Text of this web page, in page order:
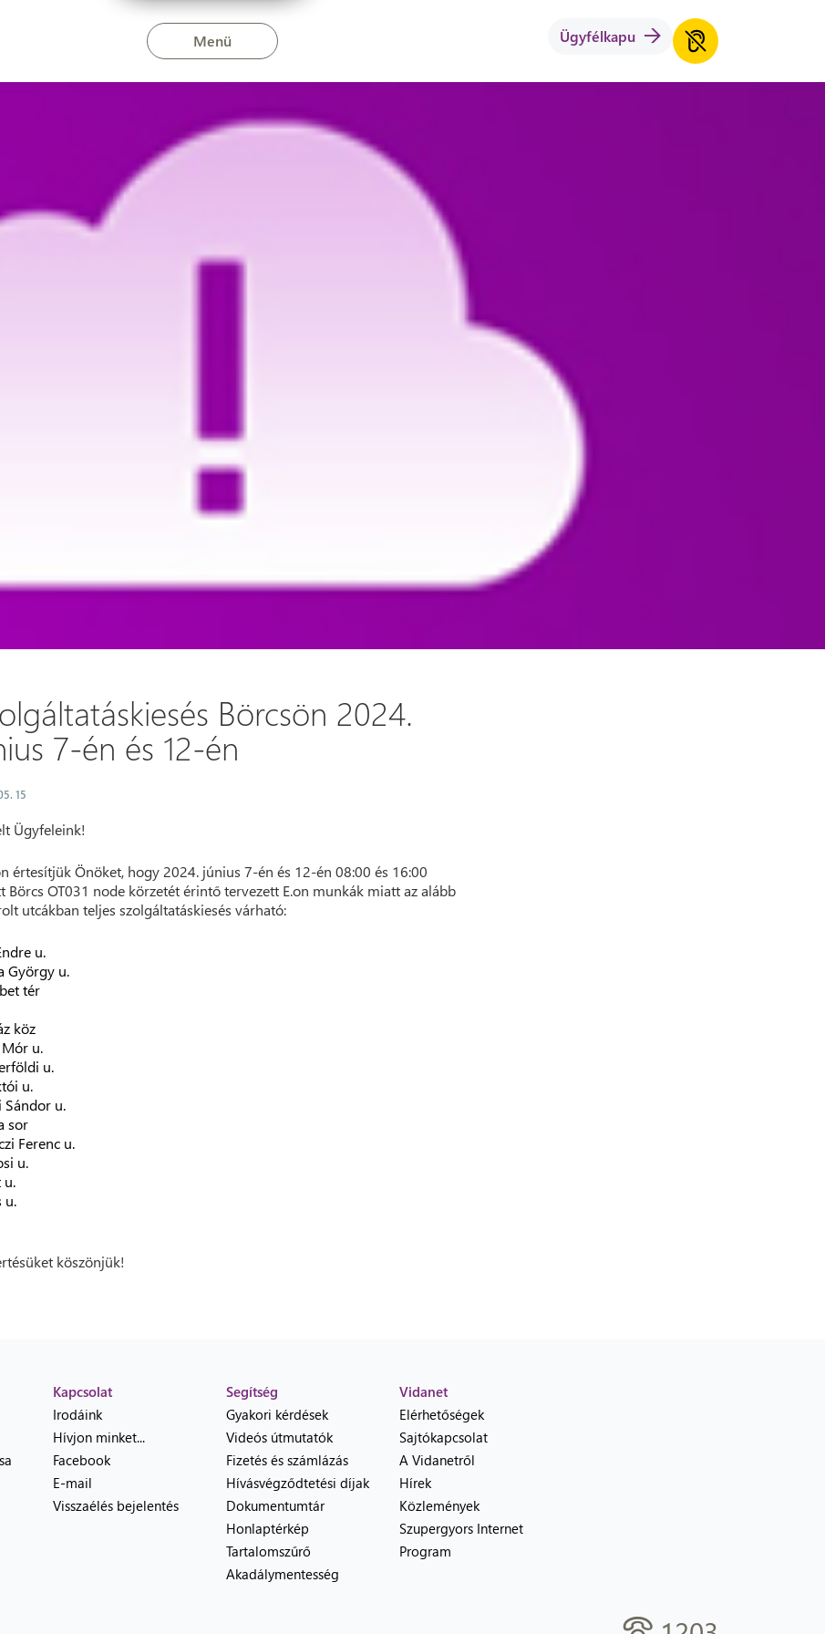
Menü Ügyfélkapu
június 7-én és 12-én
Börcsön 2024.
7-én és 12-én
15
Ügyfeleink!
értesítjük Önöket, hogy 2024. június 7-én és 12-én 08:00 és 16:00
Börcs OT031 node körzetét érintő tervezett E.on munkák miatt az alább
utcákban teljes szolgáltatáskiesés várható:
u.
György u.
tér
köz
u.
u.
u.
Sándor u.
sor
Ferenc u.
u.
u.
u.
köszönjük!
Kapcsolat
Irodáink
Hívjon minket...
Facebook
E-mail
Visszaélés bejelentés
Segítség
Gyakori kérdések
Videós útmutatók
Fizetés és számlázás
Hívásvégződtetési díjak
Dokumentumtár
Honlaptérkép
Tartalomszűrő
Akadálymentesség
Vidanet
Elérhetőségek
Sajtókapcsolat
A Vidanetről
Hírek
Közlemények
Szupergyors Internet
Program